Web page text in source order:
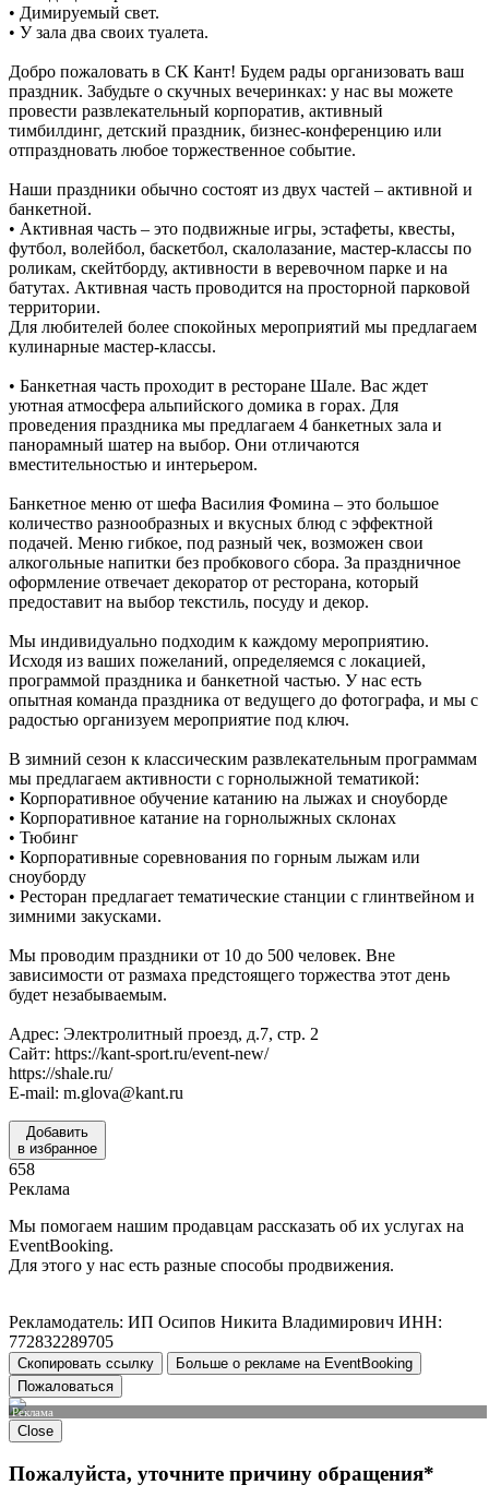
• Димируемый свет.
• У зала два своих туалета.
Добро пожаловать в СК Кант! Будем рады организовать ваш
праздник. Забудьте о скучных вечеринках: у нас вы можете
провести развлекательный корпоратив, активный
тимбилдинг, детский праздник, бизнес-конференцию или
отпраздновать любое торжественное событие.
Наши праздники обычно состоят из двух частей – активной и
банкетной.
• Активная часть – это подвижные игры, эстафеты, квесты,
футбол, волейбол, баскетбол, скалолазание, мастер-классы по
роликам, скейтборду, активности в веревочном парке и на
батутах. Активная часть проводится на просторной парковой
территории.
Для любителей более спокойных мероприятий мы предлагаем
кулинарные мастер-классы.
• Банкетная часть проходит в ресторане Шале. Вас ждет
уютная атмосфера альпийского домика в горах. Для
проведения праздника мы предлагаем 4 банкетных зала и
панорамный шатер на выбор. Они отличаются
вместительностью и интерьером.
Банкетное меню от шефа Василия Фомина – это большое
количество разнообразных и вкусных блюд с эффектной
подачей. Меню гибкое, под разный чек, возможен свои
алкогольные напитки без пробкового сбора. За праздничное
оформление отвечает декоратор от ресторана, который
предоставит на выбор текстиль, посуду и декор.
Мы индивидуально подходим к каждому мероприятию.
Исходя из ваших пожеланий, определяемся с локацией,
программой праздника и банкетной частью. У нас есть
опытная команда праздника от ведущего до фотографа, и мы с
радостью организуем мероприятие под ключ.
В зимний сезон к классическим развлекательным программам
мы предлагаем активности с горнолыжной тематикой:
• Корпоративное обучение катанию на лыжах и сноуборде
• Корпоративное катание на горнолыжных склонах
• Тюбинг
• Корпоративные соревнования по горным лыжам или
сноуборду
• Ресторан предлагает тематические станции с глинтвейном и
зимними закусками.
Мы проводим праздники от 10 до 500 человек. Вне
зависимости от размаха предстоящего торжества этот день
будет незабываемым.
Адрес: Электролитный проезд, д.7, стр. 2
Сайт: https://kant-sport.ru/event-new/
https://shale.ru/
E-mail: m.glova@kant.ru
Добавить
в избранное
658
Реклама
Мы помогаем нашим продавцам рассказать об их услугах на
EventBooking.
Для этого у нас есть разные способы продвижения.
Рекламодатель: ИП Осипов Никита Владимирович ИНН:
772832289705
Скопировать ссылку
Больше о рекламе на EventBooking
Пожаловаться
Реклама
Close
Пожалуйста, уточните причину обращения*